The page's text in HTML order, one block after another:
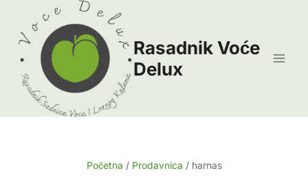
content
Rasadnik Voće
Delux
Početna / Prodavnica / harnas